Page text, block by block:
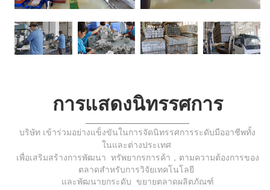
การแสดงนิทรรศการ
บริษัท เข้าร่วมอย่างแข็งขันในการจัดนิทรรศการระดับมืออาชีพทั้ง
ในและต่างประเทศ
เพื่อเสริมสร้างการพัฒนา ทรัพยากรการค้า， ตามความต้องการของ
ตลาดสำหรับการวิจัยเทคโนโลยี
และพัฒนายกระดับ ขยายตลาดผลิตภัณฑ์